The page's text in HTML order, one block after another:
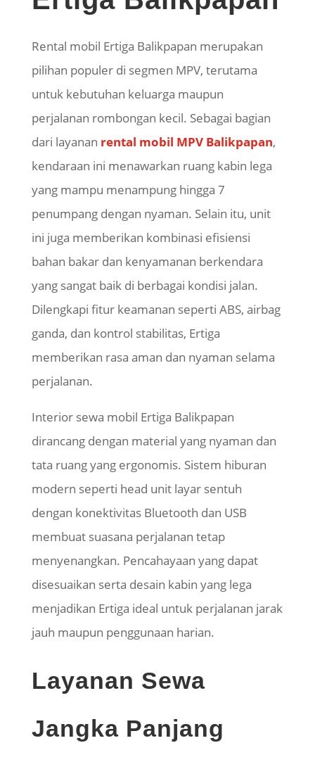
Rental mobil Ertiga Balikpapan merupakan
pilihan populer di segmen MPV, terutama
untuk kebutuhan keluarga maupun
perjalanan rombongan kecil. Sebagai bagian
dari layanan rental mobil MPV Balikpapan,
kendaraan ini menawarkan ruang kabin lega
yang mampu menampung hingga 7
penumpang dengan nyaman. Selain itu, unit
ini juga memberikan kombinasi efisiensi
bahan bakar dan kenyamanan berkendara
yang sangat baik di berbagai kondisi jalan.
Dilengkapi fitur keamanan seperti ABS, airbag
ganda, dan kontrol stabilitas, Ertiga
memberikan rasa aman dan nyaman selama
perjalanan.
Interior sewa mobil Ertiga Balikpapan
dirancang dengan material yang nyaman dan
tata ruang yang ergonomis. Sistem hiburan
modern seperti head unit layar sentuh
dengan konektivitas Bluetooth dan USB
membuat suasana perjalanan tetap
menyenangkan. Pencahayaan yang dapat
disesuaikan serta desain kabin yang lega
menjadikan Ertiga ideal untuk perjalanan jarak
jauh maupun penggunaan harian.
Layanan Sewa
Jangka Panjang